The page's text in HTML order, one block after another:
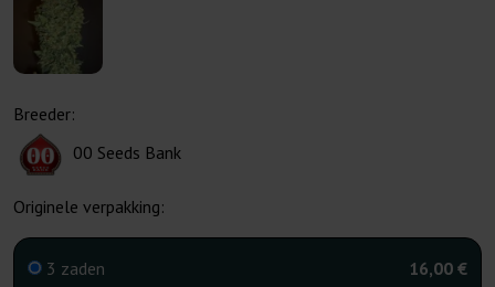
Breeder:
00 Seeds Bank
Originele verpakking:
3 zaden 16,00 €